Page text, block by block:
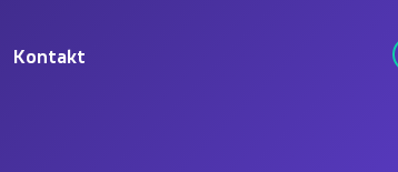
Kontakt